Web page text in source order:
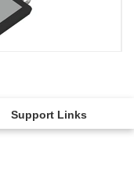
Support Links